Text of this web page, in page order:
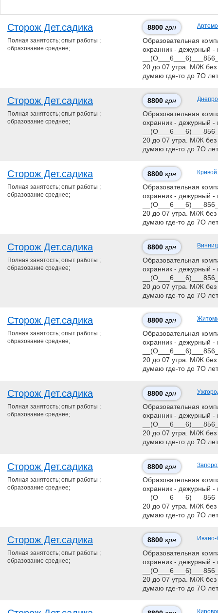
Сторож Дет.садика 8800 грн
Полная занятость; опыт работы ;
образование среднее;
Образовательная
охранник - дежурный -
20 до 07 утра. М/Ж без
думаю где-то до 7О
Сторож Дет.садика 8800 грн
Полная занятость; опыт работы ;
образование среднее;
Образовательная
охранник - дежурный -
20 до 07 утра. М/Ж без
думаю где-то до 7О
Сторож Дет.садика 8800 грн Кривой
Полная занятость; опыт работы ;
образование среднее;
Образовательная
охранник - дежурный -
20 до 07 утра. М/Ж без
думаю где-то до 7О
Сторож Дет.садика 8800 грн
Полная занятость; опыт работы ;
образование среднее;
Образовательная
охранник - дежурный -
20 до 07 утра. М/Ж без
думаю где-то до 7О
Сторож Дет.садика 8800 грн
Полная занятость; опыт работы ;
образование среднее;
Образовательная
охранник - дежурный -
20 до 07 утра. М/Ж без
думаю где-то до 7О
Сторож Дет.садика 8800 грн
Полная занятость; опыт работы ;
образование среднее;
Образовательная
охранник - дежурный -
20 до 07 утра. М/Ж без
думаю где-то до 7О
Сторож Дет.садика 8800 грн
Полная занятость; опыт работы ;
образование среднее;
Образовательная
охранник - дежурный -
20 до 07 утра. М/Ж без
думаю где-то до 7О
Сторож Дет.садика 8800 грн Ивано-
Полная занятость; опыт работы ;
образование среднее;
Образовательная
охранник - дежурный -
20 до 07 утра. М/Ж без
думаю где-то до 7О